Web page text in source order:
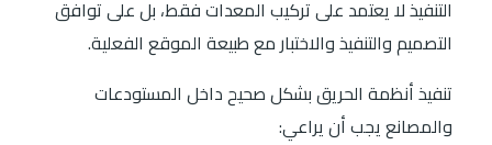
التنفيذ لا يعتمد على تركيب المعدات فقط، بل على توافق
التصميم والتنفيذ والاختبار مع طبيعة الموقع الفعلية.
تنفيذ أنظمة الحريق بشكل صحيح داخل المستودعات
والمصانع يجب أن يراعي: